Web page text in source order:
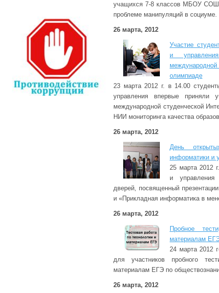
учащихся 7-8 классов МБОУ
проблеме манипуляций в социуме.
26 марта, 2012
Участие
и
олимпиаде
23 марта 2012 г. в 14.00
управления впервые приняли
международной студенческой
НИИ мониторинга качества
26 марта, 2012
День
информатики и
25 марта 2012
и
дверей, посвященный
и «Прикладная информатика в
26 марта, 2012
Пробное
материалам
24 марта 2012
для участников пробного
материалам ЕГЭ по
26 марта, 2012